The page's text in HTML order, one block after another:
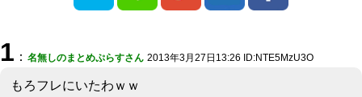
1 ： 名無しのまとめぷらすさん 2013年3月27日13:26 ID:NTE5MzU3O
もろフレにいたわｗｗ